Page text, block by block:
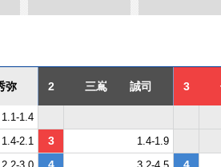
2 三嶌 誠司 3
1.1-1.4
1.4-2.1 3 1.4-1.9